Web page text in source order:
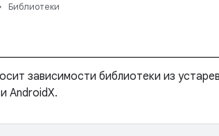
Библиотеки
зависимости библиотеки из
AndroidX.